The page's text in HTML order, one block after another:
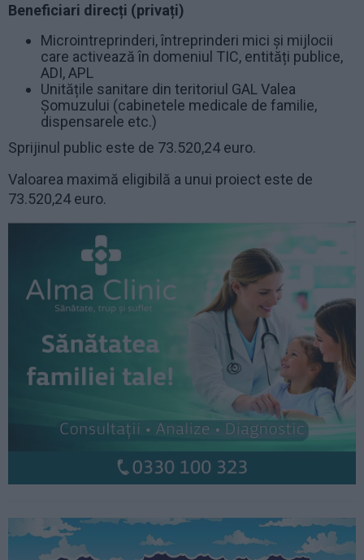
Beneficiari direcți (privați)
Microintreprinderi, întreprinderi mici și mijlocii
care activează în domeniul TIC, entități publice,
ADI, APL
Unitățile sanitare din teritoriul GAL Valea
Șomuzului (cabinetele medicale de familie,
dispensarele etc.)
Sprijinul public este de 73.520,24 euro.
Valoarea maximă eligibilă a unui proiect este de
73.520,24 euro.